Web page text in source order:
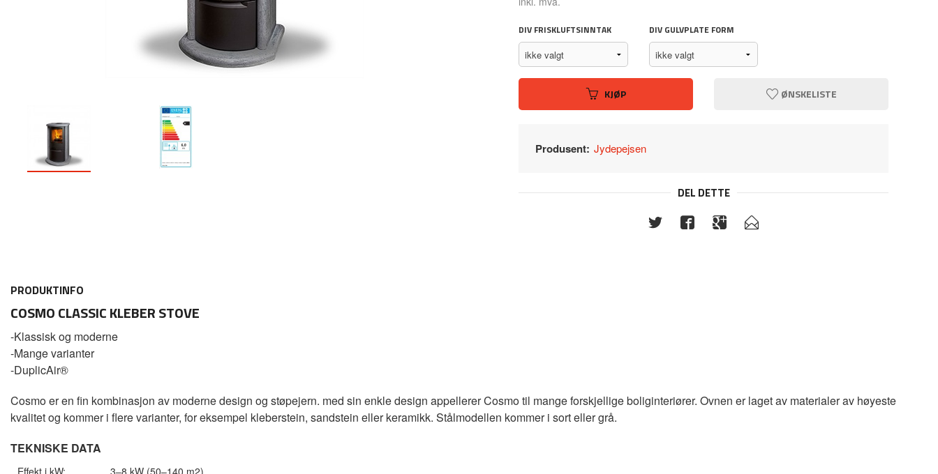
DIV FRISKLUFTSINNTAK DIV GULVPLATE FORM
KJØP ØNSKELISTE
Produsent: Jydepejsen
DEL DETTE
PRODUKTINFO
COSMO CLASSIC KLEBER STOVE
-Klassisk og moderne
-Mange varianter
-DuplicAir®
Cosmo er en fin kombinasjon av moderne design og støpejern. med sin enkle design appellerer Cosmo til mange forskjellige boliginteriører. Ovnen er laget av materialer av høyeste
kvalitet og kommer i flere varianter, for eksempel kleberstein, sandstein eller keramikk. Stålmodellen kommer i sort eller grå.
TEKNISKE DATA